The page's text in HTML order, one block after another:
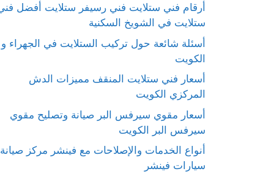
أرقام فني ستلايت فني رسيفر ستلايت أفضل
ستلايت في الشويخ السكنية
أسئلة شائعة حول تركيب الستلايت في الجهراء و
الكويت
أسعار فني ستلايت المنقف مميزات الدش
المركزي الكويت
أسعار مقوي سيرفس البر صيانة وتصليح مقوي
سيرفس البر الكويت
أنواع الخدمات والإصلاحات مع فينشر مركز صيانة
سيارات فينشر